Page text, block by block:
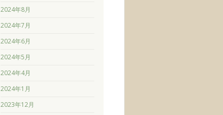
2024年8月
2024年7月
2024年6月
2024年5月
2024年4月
2024年1月
2023年12月